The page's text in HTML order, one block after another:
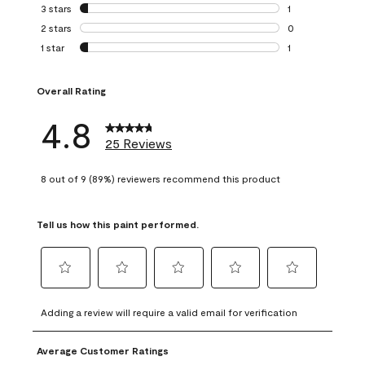
0 reviews with 4
3 stars stars
1
1 review with 3
2 stars stars
0
0 reviews with 2
1 star stars
1
Overall Rating
4.8 25 Reviews
8 out of 9 (89%) reviewers recommend this product
Tell us how this paint performed.
to
rate
the
item
to
rate
the
to
rate
the
item
to
rate
to
rate
Adding a review will require a valid email for verification
Average Customer Ratings